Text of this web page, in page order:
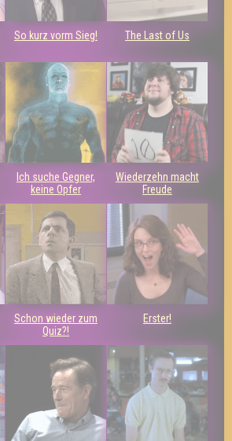
So kurz vorm Sieg! The Last of Us
Ich suche Gegner,
keine Opfer
Wiederzehn macht
Freude
Schon wieder zum
Quiz?!
Erster!